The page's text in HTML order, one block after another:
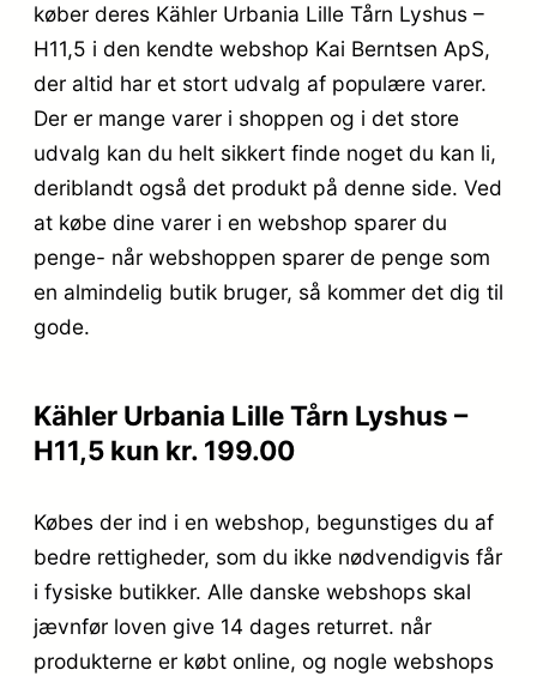
køber deres Kähler Urbania Lille Tårn Lyshus –
H11,5 i den kendte webshop Kai Berntsen ApS,
der altid har et stort udvalg af populære varer.
Der er mange varer i shoppen og i det store
udvalg kan du helt sikkert finde noget du kan li,
deriblandt også det produkt på denne side. Ved
at købe dine varer i en webshop sparer du
penge- når webshoppen sparer de penge som
en almindelig butik bruger, så kommer det dig til
gode.
Kähler Urbania Lille Tårn Lyshus –
H11,5 kun kr. 199.00
Købes der ind i en webshop, begunstiges du af
bedre rettigheder, som du ikke nødvendigvis får
i fysiske butikker. Alle danske webshops skal
jævnfør loven give 14 dages returret. når
produkterne er købt online, og nogle webshops